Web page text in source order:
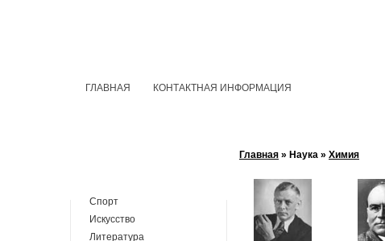
Главная » Наука » Химия
ГЛАВНАЯ КОНТАКТНАЯ ИНФОРМАЦИЯ
Спорт
Искусство
Литература